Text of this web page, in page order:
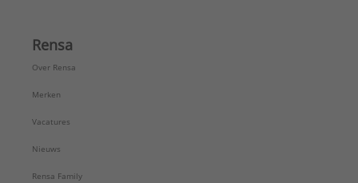
Rensa
Over Rensa
Merken
Vacatures
Nieuws
Rensa Family